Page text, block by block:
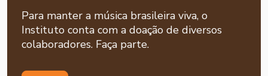
Para manter a música brasileira viva, o
Instituto conta com a doação de diversos
colaboradores. Faça parte.